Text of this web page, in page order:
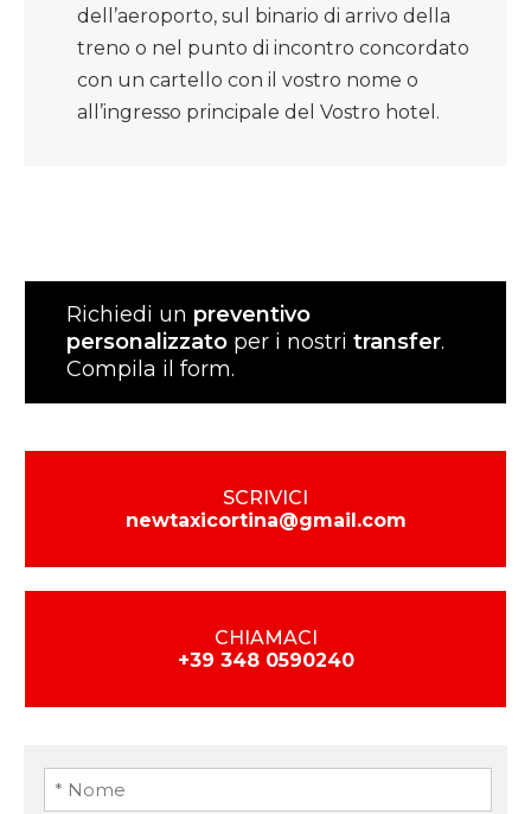
dell’aeroporto, sul binario di arrivo della
treno o nel punto di incontro concordato
con un cartello con il vostro nome o
all’ingresso principale del Vostro hotel.
Richiedi un preventivo
personalizzato per i nostri transfer.
Compila il form.
SCRIVICI
newtaxicortina@gmail.com
CHIAMACI
+39 348 0590240